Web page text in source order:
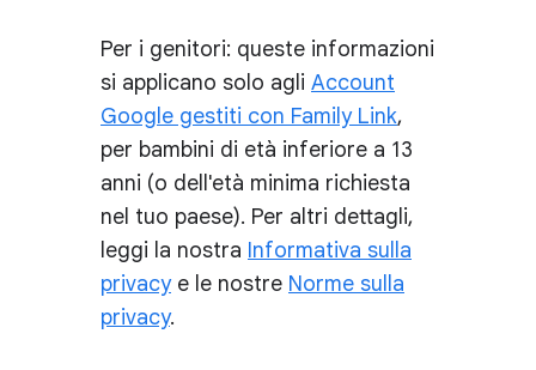
Per i genitori: queste informazioni
si applicano solo agli Account
Google gestiti con Family Link,
per bambini di età inferiore a 13
anni (o dell'età minima richiesta
nel tuo paese). Per altri dettagli,
leggi la nostra Informativa sulla
privacye le nostre Norme sulla
privacy.